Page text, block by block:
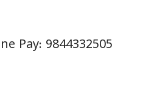
Pay: 9844332505